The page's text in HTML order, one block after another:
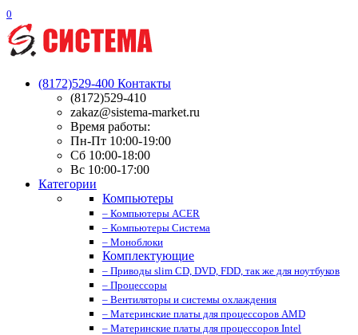
0
(8172)529-400 Контакты
(8172)529-410
zakaz@sistema-market.ru
Время работы:
Пн-Пт 10:00-19:00
Сб 10:00-18:00
Вс 10:00-17:00
Категории
Компьютеры
– Компьютеры ACER
– Компьютеры Система
– Моноблоки
Комплектующие
– Приводы slim CD, DVD, FDD, так же для ноутбуков
– Процессоры
– Вентиляторы и системы охлаждения
– Материнские платы для процессоров AMD
– Материнские платы для процессоров Intel